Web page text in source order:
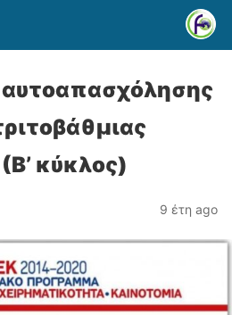
αυτοαπασχόλησης
κύκλος)
9 έτη ago